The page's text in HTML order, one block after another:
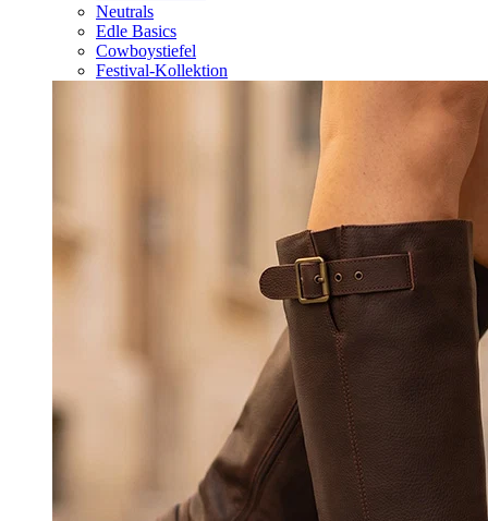
Neutrals
Edle Basics
Cowboystiefel
Festival-Kollektion